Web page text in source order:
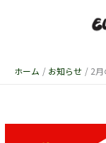
ホーム お知らせ 2月